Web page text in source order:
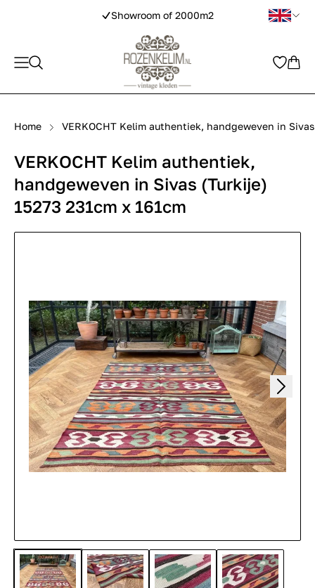
Showroom of 2000m2
Home VERKOCHT Kelim authentiek, handgeweven in
VERKOCHT Kelim authentiek,
handgeweven in Sivas (Turkije)
15273 231cm x 161cm